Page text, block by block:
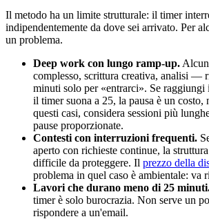
Il metodo ha un limite strutturale: il timer
indipendentemente da dove sei arrivato. Per
un problema.
Deep work con lungo ramp-up.
complesso, scrittura creativa, analisi —
minuti solo per «entrarci». Se
il timer suona a 25, la pausa è un
questi casi, considera sessioni più
pause proporzionate.
Contesti con interruzioni frequenti.
aperto con richieste continue, la
difficile da proteggere. Il prezzo della
problema in quel caso è ambientale: va
Lavori che durano meno di 25
timer è solo burocrazia. Non serve un
rispondere a un'email.